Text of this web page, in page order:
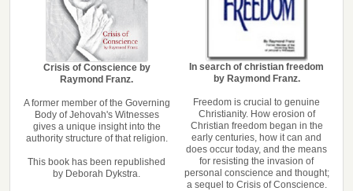
Crisis of Conscience by
Raymond Franz.
A former member of the Governing
Body of Jehovah's Witnesses
gives a unique insight into the
authority structure of that religion.
This book has been republished
by Deborah Dykstra.
In search of christian freedom
by Raymond Franz.
Freedom is crucial to genuine
Christianity. How erosion of
Christian freedom began in the
early centuries, how it can and
does occur today, and the means
for resisting the invasion of
personal conscience and thought;
a sequel to Crisis of Conscience.